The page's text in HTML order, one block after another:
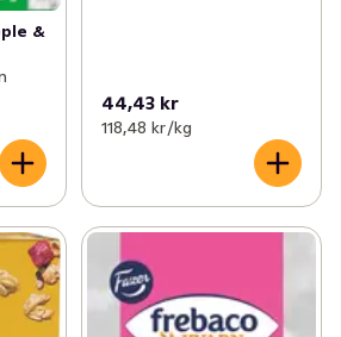
&
44,43 kr
118,48 kr /kg